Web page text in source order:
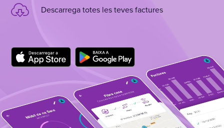
Descarrega totes les teves factures